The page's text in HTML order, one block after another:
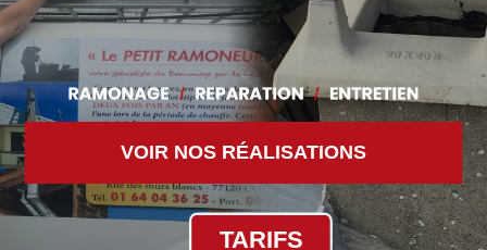
VOIR NOS RÉALISATIONS
TARIFS